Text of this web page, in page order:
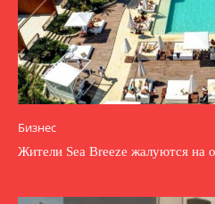
Бизнес
Жители Sea Breeze жалуются на